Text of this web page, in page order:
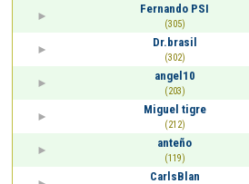
Fernando PSI
(305)
Dr.brasil
(302)
angel10
(203)
Miguel tigre
(212)
anteño
(119)
CarlsBlan